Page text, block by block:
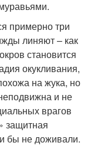
примерно три
линяют – как
становится
окукливания,
на жука, но
и не
врагов
защитная
бы не доживали.